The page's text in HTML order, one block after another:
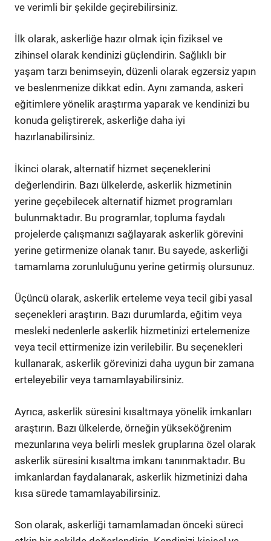
ve verimli bir şekilde geçirebilirsiniz.
İlk olarak, askerliğe hazır olmak için fiziksel ve
zihinsel olarak kendinizi güçlendirin. Sağlıklı bir
yaşam tarzı benimseyin, düzenli olarak egzersiz yapın
ve beslenmenize dikkat edin. Aynı zamanda, askeri
eğitimlere yönelik araştırma yaparak ve kendinizi bu
konuda geliştirerek, askerliğe daha iyi
hazırlanabilirsiniz.
İkinci olarak, alternatif hizmet seçeneklerini
değerlendirin. Bazı ülkelerde, askerlik hizmetinin
yerine geçebilecek alternatif hizmet programları
bulunmaktadır. Bu programlar, topluma faydalı
projelerde çalışmanızı sağlayarak askerlik görevini
yerine getirmenize olanak tanır. Bu sayede, askerliği
tamamlama zorunluluğunu yerine getirmiş olursunuz.
Üçüncü olarak, askerlik erteleme veya tecil gibi yasal
seçenekleri araştırın. Bazı durumlarda, eğitim veya
mesleki nedenlerle askerlik hizmetinizi ertelemenize
veya tecil ettirmenize izin verilebilir. Bu seçenekleri
kullanarak, askerlik görevinizi daha uygun bir zamana
erteleyebilir veya tamamlayabilirsiniz.
Ayrıca, askerlik süresini kısaltmaya yönelik imkanları
araştırın. Bazı ülkelerde, örneğin yükseköğrenim
mezunlarına veya belirli meslek gruplarına özel olarak
askerlik süresini kısaltma imkanı tanınmaktadır. Bu
imkanlardan faydalanarak, askerlik hizmetinizi daha
kısa sürede tamamlayabilirsiniz.
Son olarak, askerliği tamamlamadan önceki süreci